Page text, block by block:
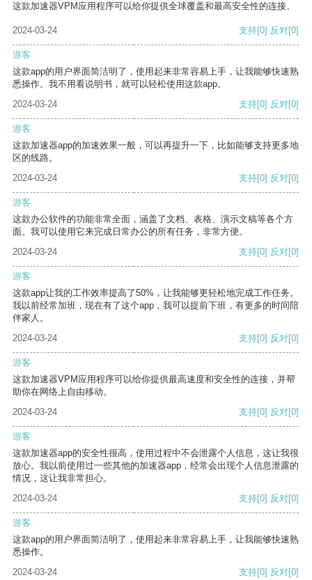
这款加速器VPM应用程序可以给你提供全球覆盖和最高安全性的连接。
2024-03-24 支持[0] 反对[0]
游客
这款app的用户界面简洁明了，使用起来非常容易上手，让我能够快速熟
悉操作。我不用看说明书，就可以轻松使用这款app。
2024-03-24
支持[0] 反对[0]
游客
这款加速器app的加速效果一般，可以再提升一下，比如能够支持更多地
区的线路。
2024-03-24
支持[0] 反对[0]
游客
这款办公软件的功能非常全面，涵盖了文档、表格、演示文稿等各个方
面。我可以使用它来完成日常办公的所有任务，非常方便。
2024-03-24
支持[0] 反对[0]
游客
这款app让我的工作效率提高了50%，让我能够更轻松地完成工作任务。
我以前经常加班，现在有了这个app，我可以提前下班，有更多的时间陪
伴家人。
2024-03-24
支持[0] 反对[0]
游客
这款加速器VPM应用程序可以给你提供最高速度和安全性的连接，并帮
助你在网络上自由移动。
2024-03-24
支持[0] 反对[0]
游客
这款加速器app的安全性很高，使用过程中不会泄露个人信息，这让我很
放心。我以前使用过一些其他的加速器app，经常会出现个人信息泄露的
情况，这让我非常担心。
2024-03-24
支持[0] 反对[0]
游客
这款app的用户界面简洁明了，使用起来非常容易上手，让我能够快速熟
悉操作。
2024-03-24
支持[0] 反对[0]